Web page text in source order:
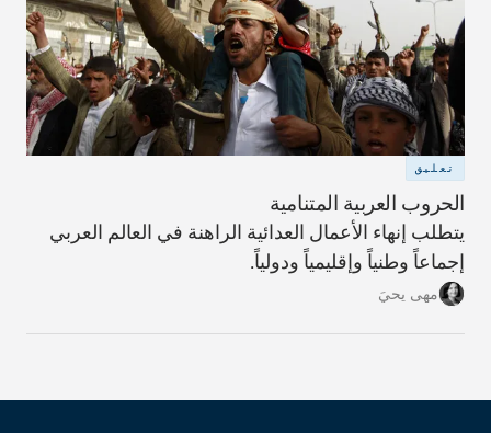
تعليق
الحروب العربية المتنامية
يتطلب إنهاء الأعمال العدائية الراهنة في العالم العربي
إجماعاً وطنياً وإقليمياً ودولياً.
مهى يحيَ